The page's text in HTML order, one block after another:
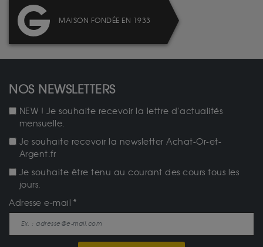
MAISON FONDÉE EN 1933
NOS NEWSLETTERS
NEW ! Je souhaite recevoir la lettre d'actualités
mensuelle.
Je souhaite recevoir la newsletter Achat-Or-et-
Argent.fr
Je souhaite être tenu au courant des cours tous les
jours.
Adresse e-mail